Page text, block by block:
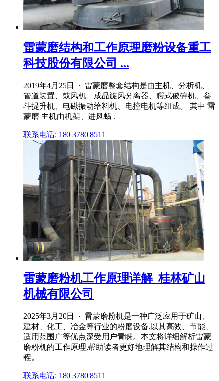
雷蒙磨结构和工作原理磨粉设备重工
科技股份有限公司 ...
2019年4月25日 · 雷蒙磨整套结构是由主机、分析机、
管道装置、鼓风机、成品旋风分离器、腭式破碎机、畚
斗提升机、电磁振动给料机、电控电机等组成。 其中 雷
蒙磨 主机由机架、进风蜗 .
联系电话: 180 3780 8511
雷蒙磨粉机工作原理详解_桂林矿山
机械有限公司
2025年3月20日 · 雷蒙磨粉机是一种广泛应用于矿山、
建材、化工、冶金等行业的粉磨设备,以其高效、节能、
适用范围广等优点深受用户青睐。本文将详细解析雷蒙
磨粉机的工作原理,帮助读者更好地理解其结构和操作过
程。
联系电话: 180 3780 8511